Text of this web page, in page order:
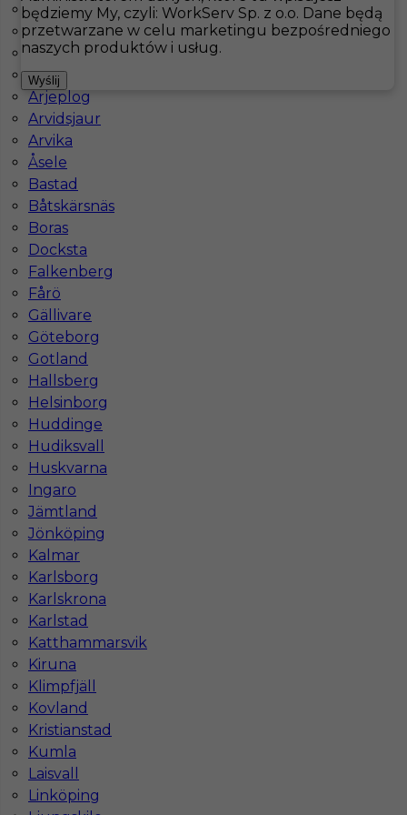
Hotistin Oferty pracyArchipelag Sztokholmski
Pokaż filtr
Åmmeberg
Angered
Archipelag Sztokholmski
Are
Arjeplog
Arvidsjaur
Arvika
Åsele
Bastad
Båtskärsnäs
Boras
Docksta
Falkenberg
Fårö
Gällivare
Göteborg
Gotland
Hallsberg
Helsinborg
Huddinge
Hudiksvall
Huskvarna
Ingaro
Jämtland
Jönköping
Kalmar
Karlsborg
Karlskrona
Karlstad
Katthammarsvik
Kiruna
Klimpfjäll
Kovland
Kristianstad
Kumla
Laisvall
Linköping
Praca dla kucharza w Szwecji
Kategoria Kuchnia
Lokalizacja
Wymagane języki
Stawka 14 - € / h
Praca dla barmana/barmanki w Szwecji
Kategoria Gastronomia
Lokalizacja
Wymagane języki
Stawka 13 - € / h
będziemy My, czyli: WorkServ Sp. z o.o. Dane będą
przetwarzane w celu marketingu bezpośredniego
naszych produktów i usług.
Wyślij